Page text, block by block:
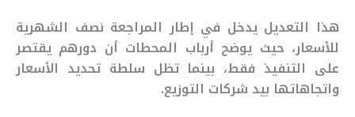
هذا التعديل يدخل في إطار المراجعة نصف الشهرية
للأسعار، حيث يوضح أرباب المحطات أن دورهم يقتصر
على التنفيذ فقط، بينما تظل سلطة تحديد الأسعار
واتجاهاتها بيد شركات التوزيع.